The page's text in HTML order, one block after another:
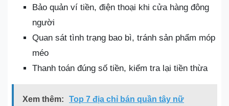
Bảo quản ví tiền, điện thoại khi cửa hàng đông
người
Quan sát tình trạng bao bì, tránh sản phẩm móp
méo
Thanh toán đúng số tiền, kiểm tra lại tiền thừa
Xem thêm:
Top 7 địa chỉ bán quần tây nữ